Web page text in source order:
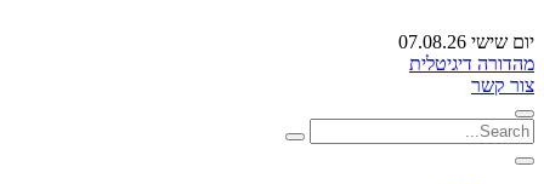
יום שישי 07.08.26
מהדורה דיגיטלית
צור קשר